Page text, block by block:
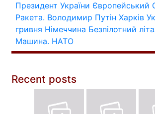
Президент України Європейський
Ракета. Володимир Путін Харків
гривня Німеччина Безпілотний
Машина. НАТО
Recent posts